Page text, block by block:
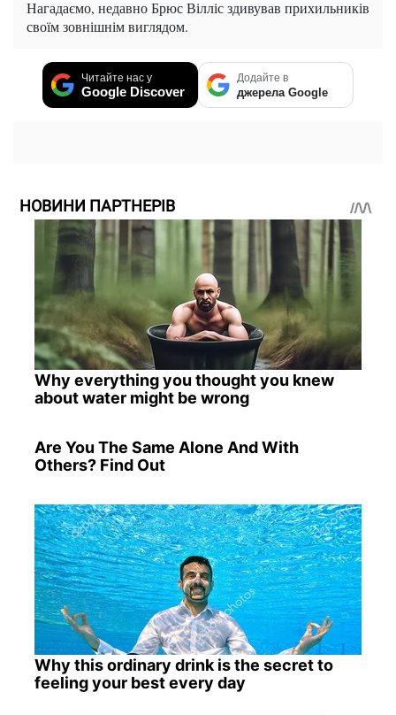
Нагадаємо, недавно Брюс Вілліс здивував прихильників
своїм зовнішнім виглядом.
Читайте нас у
Google Discover
Додайте в
джерела Google
НОВИНИ ПАРТНЕРІВ
Why everything you thought you knew
about water might be wrong
Are You The Same Alone And With
Others? Find Out
Why this ordinary drink is the secret to
feeling your best every day